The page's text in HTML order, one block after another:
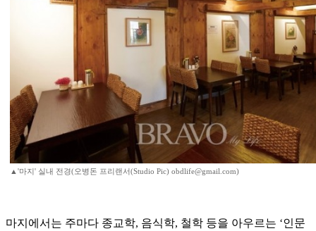
▲'마지' 실내 전경(오병돈 프리랜서(Studio Pic) obdlife@gmail.com)
마지에서는 주마다 종교학, 음식학, 철학 등을 아우르는 ‘인문